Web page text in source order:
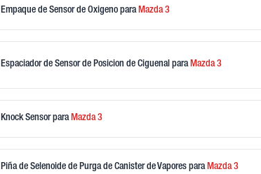
Empaque de Sensor de Oxigeno paraMazda3
Espaciador de Sensor de Posicion de Ciguenal paraMazda3
Knock Sensor paraMazda3
Piña de Selenoide de Purga de Canister de Vapores paraMazda3